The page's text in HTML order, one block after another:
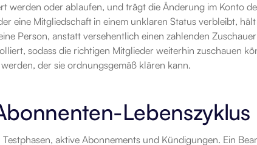
werden oder ablaufen, und trägt die Änderung im Konto
eine Mitgliedschaft in einem unklaren Status verbleibt,
Person, anstatt versehentlich einen zahlenden
sodass die richtigen Mitglieder weiterhin zuschauen
der sie ordnungsgemäß klären kann.
Lebenszyklus
aktive Abonnements und Kündigungen. Ein